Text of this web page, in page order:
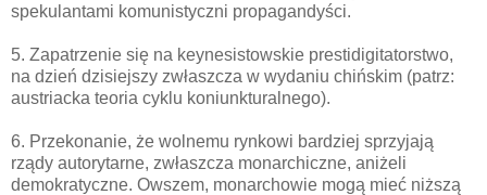
spekulantami komunistyczni propagandyści.
5. Zapatrzenie się na keynesistowskie prestidigitatorstwo,
na dzień dzisiejszy zwłaszcza w wydaniu chińskim (patrz:
austriacka teoria cyklu koniunkturalnego).
6. Przekonanie, że wolnemu rynkowi bardziej sprzyjają
rządy autorytarne, zwłaszcza monarchiczne, aniżeli
demokratyczne. Owszem, monarchowie mogą mieć niższą